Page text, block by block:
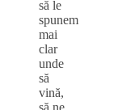
să le
spunem
mai
clar
unde
să
vină,
să ne